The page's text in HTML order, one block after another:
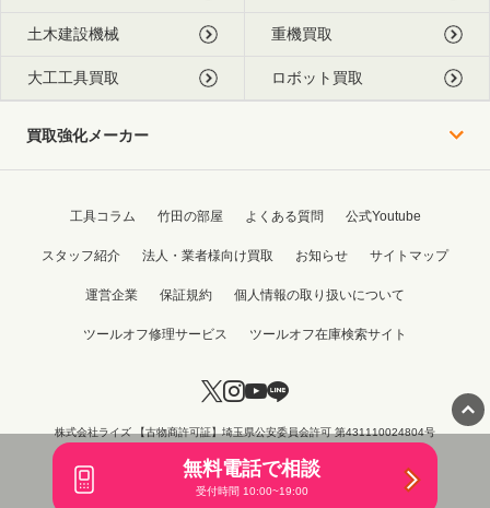
無料電話で相談
受付時間 10:00~19:00
土木建設機械 重機買取
大工工具買取 ロボット買取
買取強化メーカー
工具コラム 竹田の部屋 よくある質問 公式Youtube
スタッフ紹介 法人・業者様向け買取 お知らせ サイトマップ
運営企業 保証規約 個人情報の取り扱いについて
ツールオフ修理サービス ツールオフ在庫検索サイト
株式会社ライズ 【古物商許可証】埼玉県公安委員会許可 第431110024804号